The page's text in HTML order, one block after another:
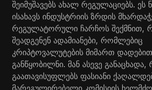
შეიმუშავებს ახალ რეგულაციებს. ეს
ისახავს ინდუსტრიის ზრდის
რეგულატორული ჩარჩოს შექმნით,
შეადგენენ ადამიანები, რომლებიც
კრიპტოვალუტების მიმართ
განწყობილნი. მან ასევე განაცხადა,
გაათავისუფლებს ფასიანი
მარეგულირებელი კომისიის